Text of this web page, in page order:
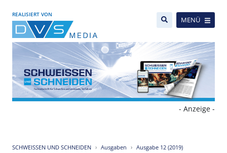
REALISIERT VON
MENÜ
- Anzeige -
SCHWEISSEN UND SCHNEIDEN Ausgaben
Ausgabe 12 (2019)